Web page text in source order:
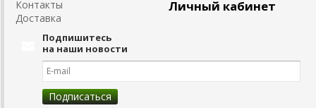
Контакты
Доставка
Личный кабинет
Подпишитесь
на наши новости